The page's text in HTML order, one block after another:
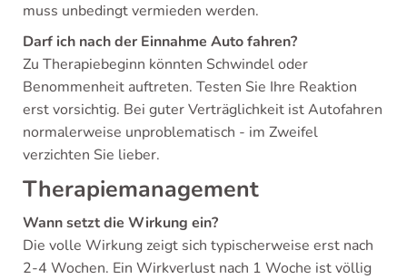
muss unbedingt vermieden werden.
Darf ich nach der Einnahme Auto fahren?
Zu Therapiebeginn könnten Schwindel oder
Benommenheit auftreten. Testen Sie Ihre Reaktion
erst vorsichtig. Bei guter Verträglichkeit ist Autofahren
normalerweise unproblematisch - im Zweifel
verzichten Sie lieber.
Therapiemanagement
Wann setzt die Wirkung ein?
Die volle Wirkung zeigt sich typischerweise erst nach
2-4 Wochen. Ein Wirkverlust nach 1 Woche ist völlig